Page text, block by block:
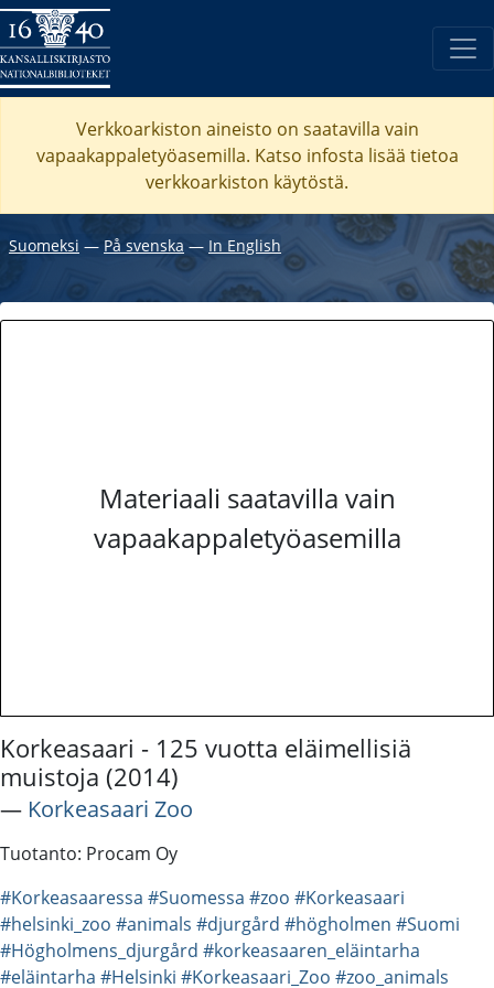
Verkkoarkiston aineisto on saatavilla vain
vapaakappaletyöasemilla. Katso infosta lisää tietoa
verkkoarkiston käytöstä.
Suomeksi ― På svenska ― In English
Materiaali saatavilla vain
vapaakappaletyöasemilla
Korkeasaari - 125 vuotta eläimellisiä
muistoja (2014)
― Korkeasaari Zoo
Tuotanto: Procam Oy
#Korkeasaaressa #Suomessa #zoo #Korkeasaari
#helsinki_zoo #animals #djurgård #högholmen #Suomi
#Högholmens_djurgård #korkeasaaren_eläintarha
#eläintarha #Helsinki #Korkeasaari_Zoo #zoo_animals